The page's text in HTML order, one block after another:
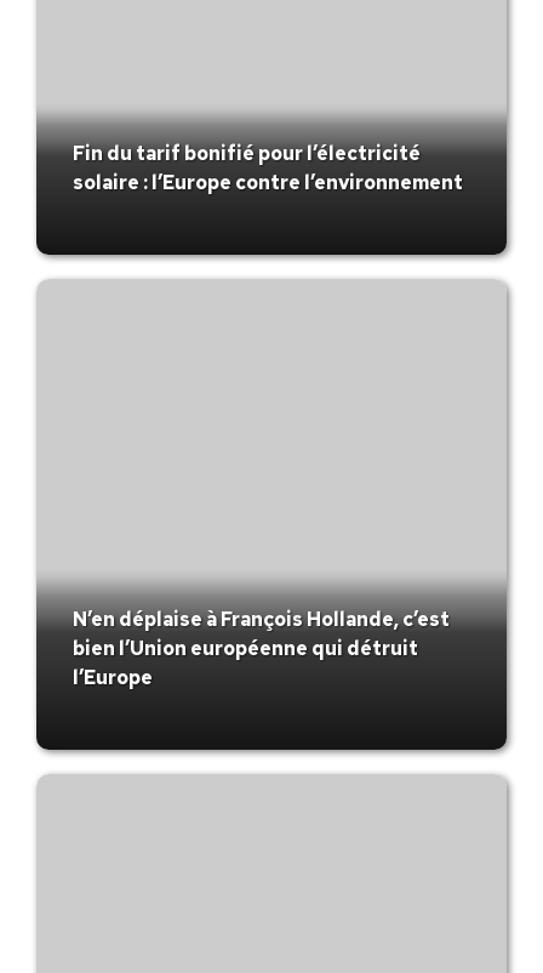
Fin du tarif bonifié pour l’électricité
solaire : l’Europe contre l’environnement
N’en déplaise à François Hollande, c’est
bien l’Union européenne qui détruit
l’Europe